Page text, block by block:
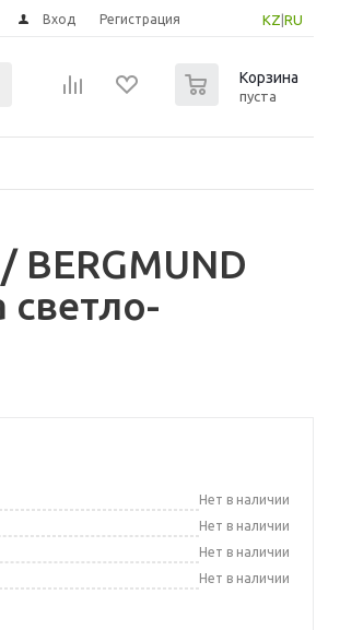
KZ RU
Вход Регистрация
Корзина
пуста
Нет в наличии
Нет в наличии
Нет в наличии
Нет в наличии